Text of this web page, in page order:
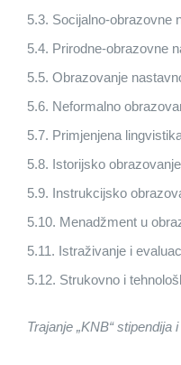
5.3. Socijalno-obrazovne
5.4. Prirodne-obrazovne
5.5. Obrazovanje
5.6. Neformalno
5.7. Primjenjena
5.8. Istorijsko
5.9. Instrukcijsko
5.10. Menadžment u
5.11. Istraživanje i
5.12. Strukovno i
Trajanje „KNB“